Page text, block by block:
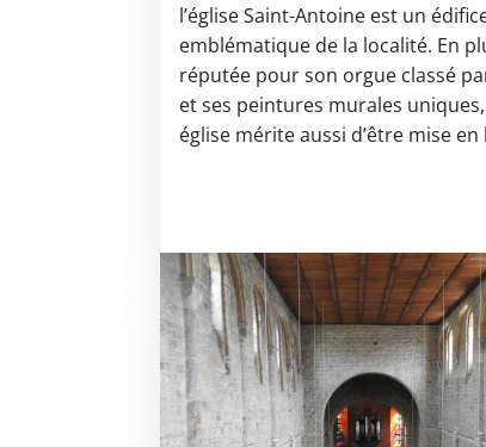
l’église Saint-Antoine est un
emblématique de la localité. En
réputée pour son orgue classé par
et ses peintures murales
église mérite aussi d’être mise